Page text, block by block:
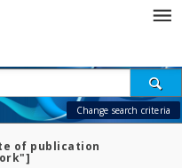
Change search criteria
of publication